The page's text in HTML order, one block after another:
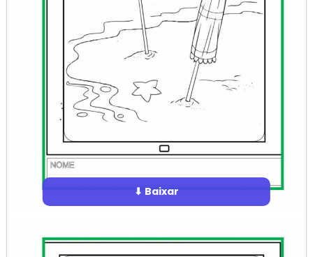
⬇ Baixar